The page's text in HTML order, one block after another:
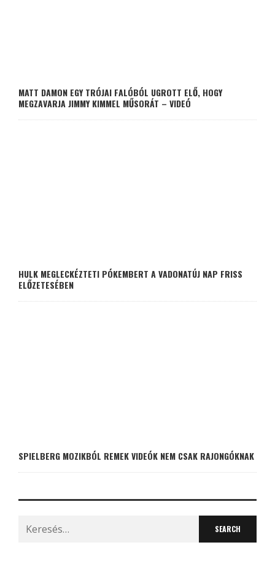
MATT DAMON EGY TRÓJAI FALÓBÓL UGROTT ELŐ, HOGY
MEGZAVARJA JIMMY KIMMEL MŰSORÁT – VIDEÓ
HULK MEGLECKÉZTETI PÓKEMBERT A VADONATÚJ NAP FRISS
ELŐZETESÉBEN
SPIELBERG MOZIKBÓL REMEK VIDEÓK NEM CSAK RAJONGÓKNAK
Search
for: